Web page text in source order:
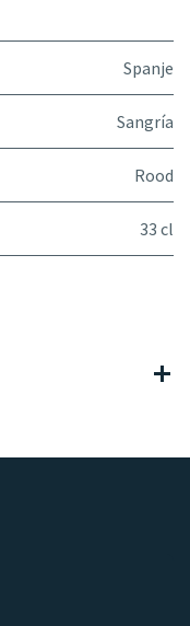
Spanje
Sangría
Rood
33 cl